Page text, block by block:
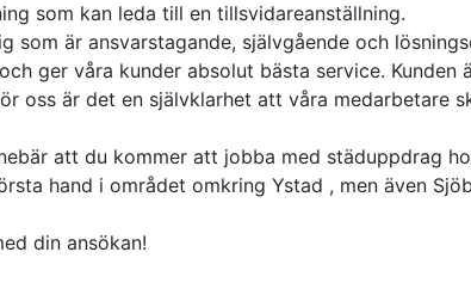
som kan leda till en tillsvidareanställning.
som är ansvarstagande, självgående och
ger våra kunder absolut bästa service. Kunden
oss är det en självklarhet att våra medarbetare
att du kommer att jobba med städuppdrag
hand i området omkring Ystad , men även
din ansökan!